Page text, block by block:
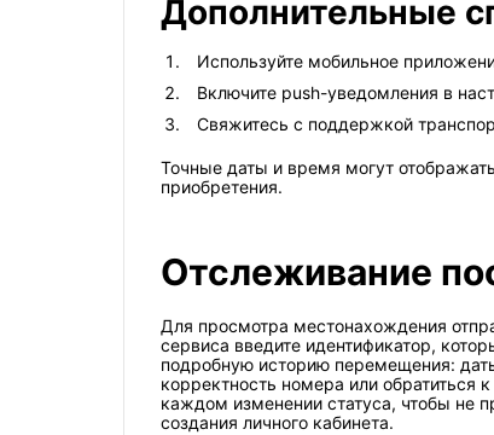
Дополнительные
Используйте мобильное
Включите push-уведомления в
Свяжитесь с поддержкой
Точные даты и время могут
приобретения.
Отслеживание
Для просмотра местонахождения
сервиса введите идентификатор,
подробную историю перемещения:
корректность номера или
каждом изменении статуса, чтобы не
создания личного кабинета.